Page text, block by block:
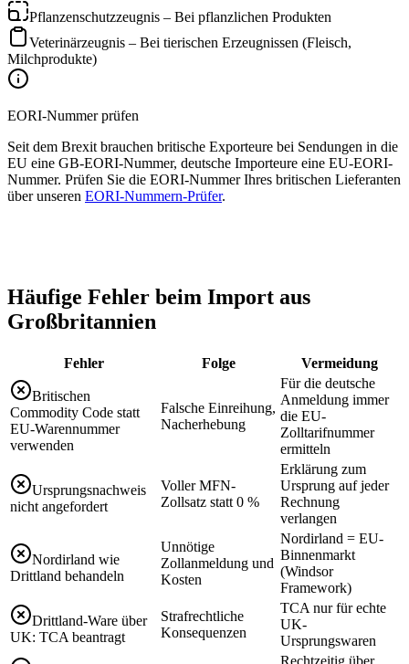
Pflanzenschutzzeugnis – Bei pflanzlichen Produkten
Veterinärzeugnis – Bei tierischen Erzeugnissen (Fleisch,
Milchprodukte)
EORI-Nummer prüfen
Seit dem Brexit brauchen britische Exporteure bei Sendungen in die
EU eine GB-EORI-Nummer, deutsche Importeure eine EU-EORI-
Nummer. Prüfen Sie die EORI-Nummer Ihres britischen Lieferanten
über unseren EORI-Nummern-Prüfer.
Häufige Fehler beim Import aus
Großbritannien
Fehler Folge Vermeidung
Britischen
Commodity Code statt
EU-Warennummer
verwenden
Falsche Einreihung,
Nacherhebung
Für die deutsche
Anmeldung immer
die EU-
Zolltarifnummer
ermitteln
Ursprungsnachweis
nicht angefordert
Voller MFN-
Zollsatz statt 0 %
Erklärung zum
Ursprung auf jeder
Rechnung
verlangen
Nordirland wie
Drittland behandeln
Unnötige
Zollanmeldung und
Kosten
Nordirland = EU-
Binnenmarkt
(Windsor
Framework)
Drittland-Ware über
UK: TCA beantragt
Strafrechtliche
Konsequenzen
TCA nur für echte
UK-
Ursprungswaren
Rechtzeitig über